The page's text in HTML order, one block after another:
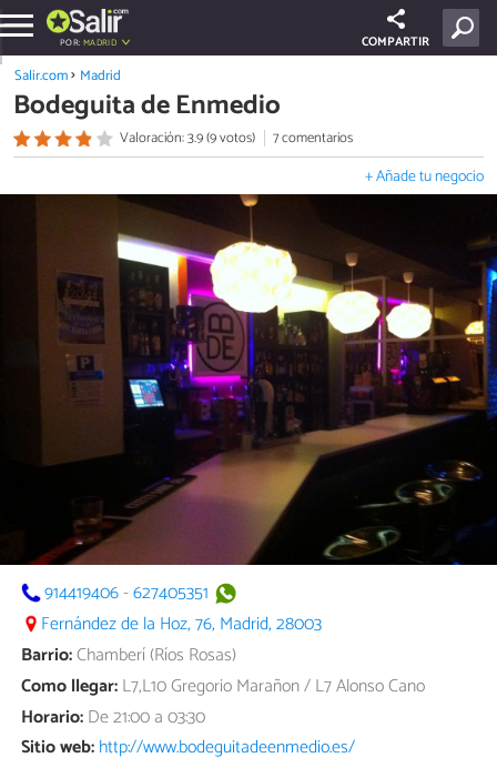
POR: MADRID COMPARTIR
Salir.com Madrid
Bodeguita de Enmedio
Valoración: 3.9 (9 votos) 7 comentarios
+ Añade tu negocio
914419406-627405351
Fernández de la Hoz, 76, Madrid, 28003
Barrio:Chamberí (Ríos Rosas)
Como llegar:L7,L10 Gregorio Marañon / L7 Alonso Cano
Horario:De 21:00 a 03:30
Sitio web:http://www.bodeguitadeenmedio.es/